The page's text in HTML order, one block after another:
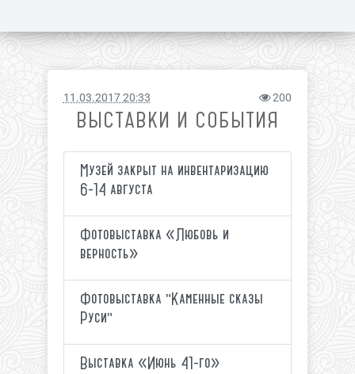
11.03.2017 20:33 200
ВЫСТАВКИ И СОБЫТИЯ
Музей закрыт на инвентаризацию
6-14 августа
Фотовыставка «Любовь и
верность»
Фотовыставка "Каменные сказы
Руси"
Выставка «Июнь 41-го»